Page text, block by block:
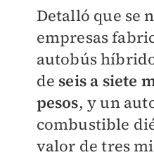
Detalló que se
empresas
autobús
de seisa siete
pesos, y un
combustible
valor de tres